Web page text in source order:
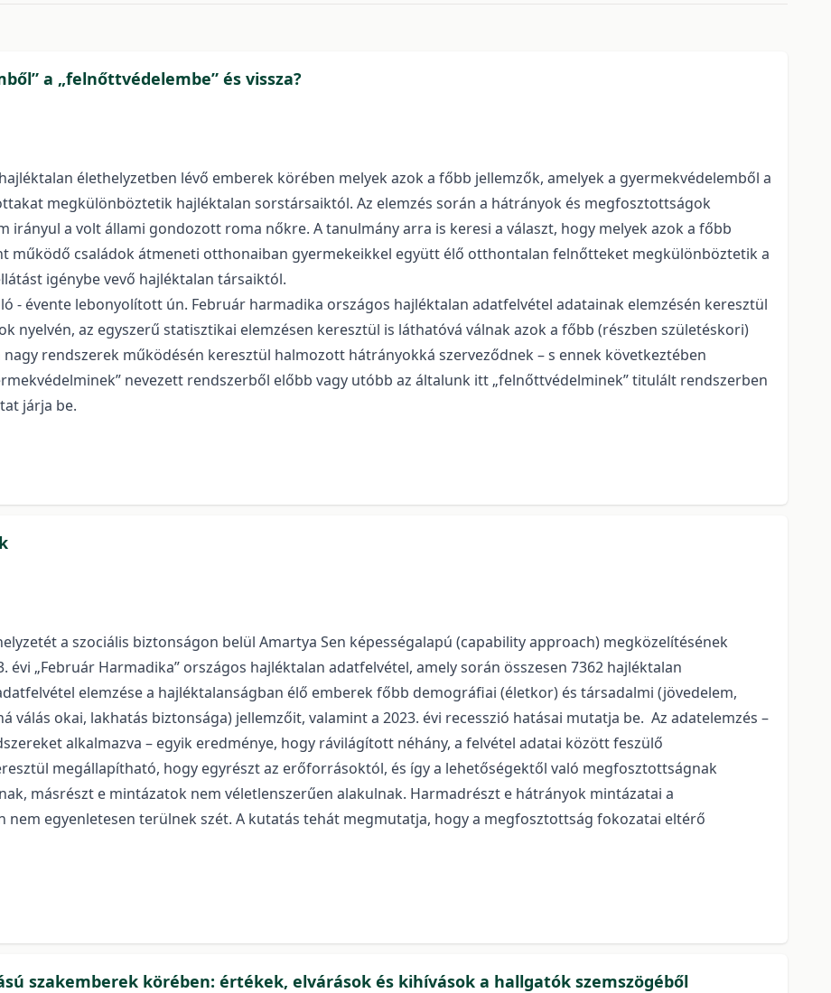
a „felnőttvédelembe” és vissza?
élethelyzetben lévő emberek körében melyek azok a főbb jellemzők, amelyek a gyermekvédelemből a
megkülönböztetik hajléktalan sorstársaiktól. Az elemzés során a hátrányok és megfosztottságok
a volt állami gondozott roma nőkre. A tanulmány arra is keresi a választ, hogy melyek azok a főbb
működő családok átmeneti otthonaiban gyermekeikkel együtt élő otthontalan felnőtteket megkülönböztetik a
igénybe vevő hajléktalan társaiktól.
- évente lebonyolított ún. Február harmadika országos hajléktalan adatfelvétel adatainak elemzésén keresztül
nyelvén, az egyszerű statisztikai elemzésen keresztül is láthatóvá válnak azok a főbb (részben születéskori)
rendszerek működésén keresztül halmozott hátrányokká szerveződnek – s ennek következtében
nevezett rendszerből előbb vagy utóbb az általunk itt „felnőttvédelminek” titulált rendszerben
járja be.
a szociális biztonságon belül Amartya Sen képességalapú (capability approach) megközelítésének
„Február Harmadika” országos hajléktalan adatfelvétel, amely során összesen 7362 hajléktalan
elemzése a hajléktalanságban élő emberek főbb demográfiai (életkor) és társadalmi (jövedelem,
válás okai, lakhatás biztonsága) jellemzőit, valamint a 2023. évi recesszió hatásai mutatja be. Az adatelemzés –
alkalmazva – egyik eredménye, hogy rávilágított néhány, a felvétel adatai között feszülő
megállapítható, hogy egyrészt az erőforrásoktól, és így a lehetőségektől való megfosztottságnak
másrészt e mintázatok nem véletlenszerűen alakulnak. Harmadrészt e hátrányok mintázatai a
nem egyenletesen terülnek szét. A kutatás tehát megmutatja, hogy a megfosztottság fokozatai eltérő
szakemberek körében: értékek, elvárások és kihívások a hallgatók szemszögéből